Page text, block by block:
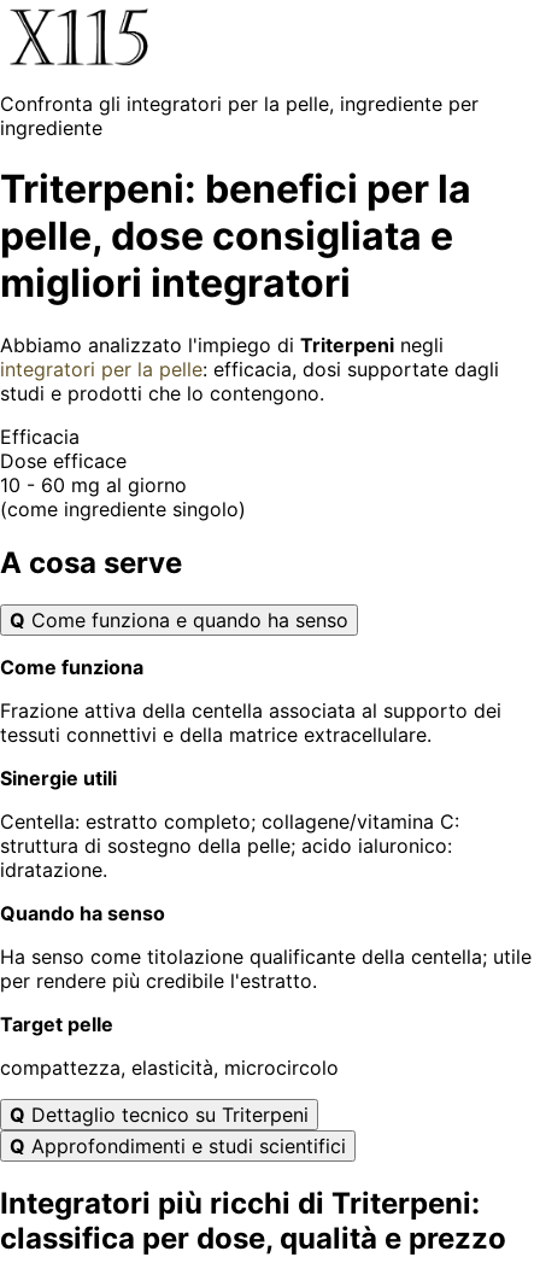
Confronta gli integratori per la pelle, ingrediente per
ingrediente
Triterpeni: benefici per la
pelle, dose consigliata e
migliori integratori
Abbiamo analizzato l'impiego di Triterpeni negli
integratori per la pelle: efficacia, dosi supportate dagli
studi e prodotti che lo contengono.
Efficacia
Dose efficace
10 - 60 mg al giorno
(come ingrediente singolo)
A cosa serve
Q Come funziona e quando ha senso
Come funziona
Frazione attiva della centella associata al supporto dei
tessuti connettivi e della matrice extracellulare.
Sinergie utili
Centella: estratto completo; collagene/vitamina C:
struttura di sostegno della pelle; acido ialuronico:
idratazione.
Quando ha senso
Ha senso come titolazione qualificante della centella; utile
per rendere più credibile l'estratto.
Target pelle
compattezza, elasticità, microcircolo
Q Dettaglio tecnico su Triterpeni
Q Approfondimenti e studi scientifici
Integratori più ricchi di Triterpeni:
classifica per dose, qualità e prezzo